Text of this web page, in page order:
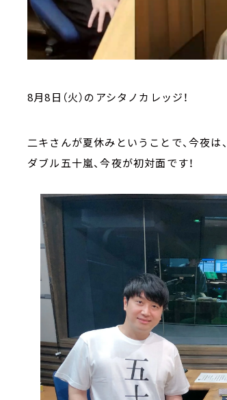
8月8日（火）のアシタノカレッジ！
二キさんが夏休みということで、今夜
ダブル五十嵐、今夜が初対面です！